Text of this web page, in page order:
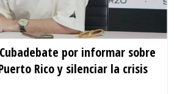
por informar sobre
Rico y silenciar la crisis